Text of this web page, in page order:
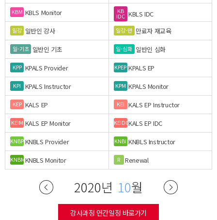
KBM KBLS Monitor KB
IDC KBLS IDC
일강 일반인 강사 일강-만 만료자 재교육
일-기초 일반인 기초 일-심화 일반인 심화
KPP KPALS Provider KPEP KPALS EP
KPI KPALS Instructor KPM KPALS Monitor
KEP KALS EP KEI KALS EP Instructor
KEIM KALS EP Monitor KEIDCKALS EP IDC
KNBPKNBLS Provider KNBI KNBLS Instructor
KNBMKNBLS Monitor R Renewal
2020년 10월
강사과정 연간일정 바로가기